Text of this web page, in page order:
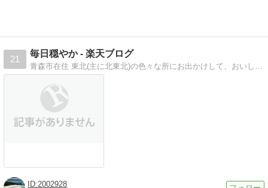
21
毎日穏やか - 楽天ブログ
青森市在住 東北(主に北東北)の色々な所にお出かけして、おいしいものを食べるのが好きです(´∀｀*)あとモンストとツムツムが好き(・∀・)
2002928